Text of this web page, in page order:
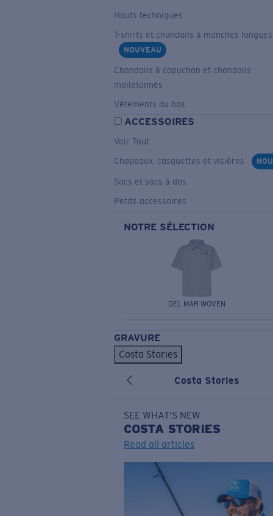
Hauts techniques
T-shirts et chandails à manches longues
NOUVEAU
Chandails à capuchon et chandails
molletonnés
Vêtements du bas
ACCESSOIRES
Voir Tout
Chapeaux, casquettes et visières
Sacs et sacs à dos
Petits accessoires
NOTRE SÉLECTION
DEL MAR WOVEN
GRAVURE
Costa Stories
Costa Stories
SEE WHAT'S NEW
COSTA STORIES
Read all articles